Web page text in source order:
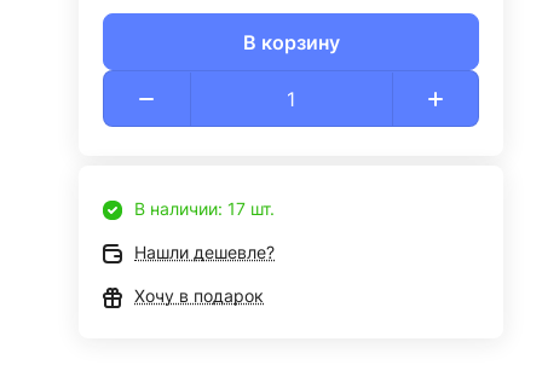
В корзину
В наличии: 17 шт.
Нашли дешевле?
Хочу в подарок